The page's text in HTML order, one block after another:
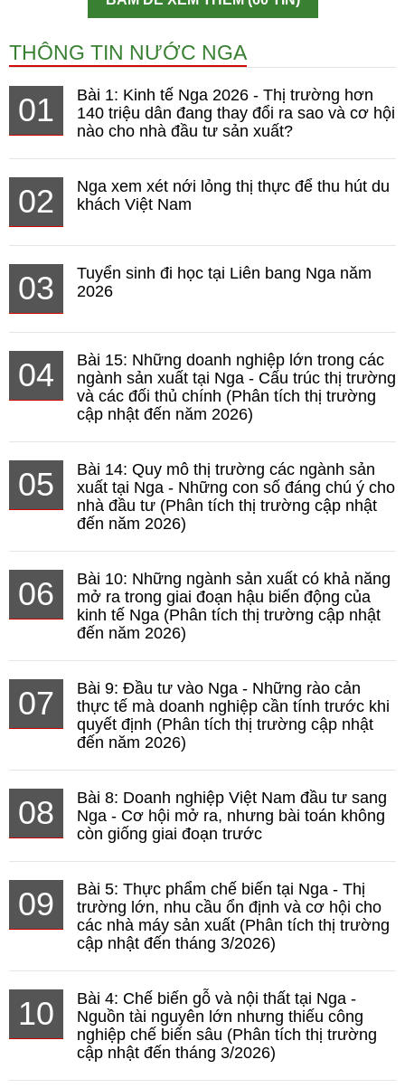
THÔNG TIN NƯỚC NGA
01
Bài 1: Kinh tế Nga 2026 - Thị trường hơn
140 triệu dân đang thay đổi ra sao và cơ hội
nào cho nhà đầu tư sản xuất?
02
Nga xem xét nới lỏng thị thực để thu hút du
khách Việt Nam
03
Tuyển sinh đi học tại Liên bang Nga năm
2026
04
Bài 15: Những doanh nghiệp lớn trong các
ngành sản xuất tại Nga - Cấu trúc thị trường
và các đối thủ chính (Phân tích thị trường
cập nhật đến năm 2026)
05
Bài 14: Quy mô thị trường các ngành sản
xuất tại Nga - Những con số đáng chú ý cho
nhà đầu tư (Phân tích thị trường cập nhật
đến năm 2026)
06
Bài 10: Những ngành sản xuất có khả năng
mở ra trong giai đoạn hậu biến động của
kinh tế Nga (Phân tích thị trường cập nhật
đến năm 2026)
07
Bài 9: Đầu tư vào Nga - Những rào cản
thực tế mà doanh nghiệp cần tính trước khi
quyết định (Phân tích thị trường cập nhật
đến năm 2026)
08
Bài 8: Doanh nghiệp Việt Nam đầu tư sang
Nga - Cơ hội mở ra, nhưng bài toán không
còn giống giai đoạn trước
09
Bài 5: Thực phẩm chế biến tại Nga - Thị
trường lớn, nhu cầu ổn định và cơ hội cho
các nhà máy sản xuất (Phân tích thị trường
cập nhật đến tháng 3/2026)
10
Bài 4: Chế biến gỗ và nội thất tại Nga -
Nguồn tài nguyên lớn nhưng thiếu công
nghiệp chế biến sâu (Phân tích thị trường
cập nhật đến tháng 3/2026)